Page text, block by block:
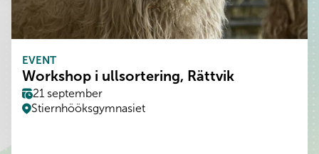
EVENT
Workshop i ullsortering, Rättvik
21 september
Stiernhööksgymnasiet